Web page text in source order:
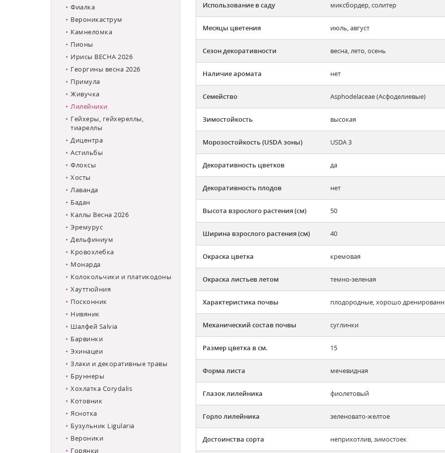
Фиалка
Вероникаструм
Камнеломка
Пионы
Ирисы ВЕСНА 2026
Георгины весна 2026
Примула
Живучка
Лилейники
Гейхеры, гейхереллы,
тиареллы
Дицентра
Астильбы
Флоксы
Хосты
Лаванда
Бадан
Каллы Весна 2026
Эремурус
Дельфиниум
Кровохлебка
Монарда
Колокольчики и платикодоны
Хауттюйния
Посконник
Нивяник
Шалфей Salvia
Барвинки
Эхинацеи
Злаки и декоративные травы
Бруннеры
Хохлатка Corydalis
Котовник
Яснотка
Бузульник Ligularia
Вероники
Горянки
Использование в саду миксбордер, солитер
Месяцы цветения июль, август
Сезон декоративности весна, лето, осень
Наличие аромата нет
Семейство Asphodelaceae (Асфоделиевые)
Зимостойкость высокая
Морозостойкость (USDA зоны) USDA 3
Декоративность цветков да
Декоративность плодов нет
Высота взрослого растения (см) 50
Ширина взрослого растения (см) 40
Окраска цветка кремовая
Окраска листьев летом темно-зеленая
Характеристика почвы плодородные, хорошо
Механический состав почвы суглинки
Размер цветка в см. 15
Форма листа мечевидная
Глазок лилейника фиолетовый
Горло лилейника зеленовато-желтое
Достоинства сорта неприхотлив, зимостоек